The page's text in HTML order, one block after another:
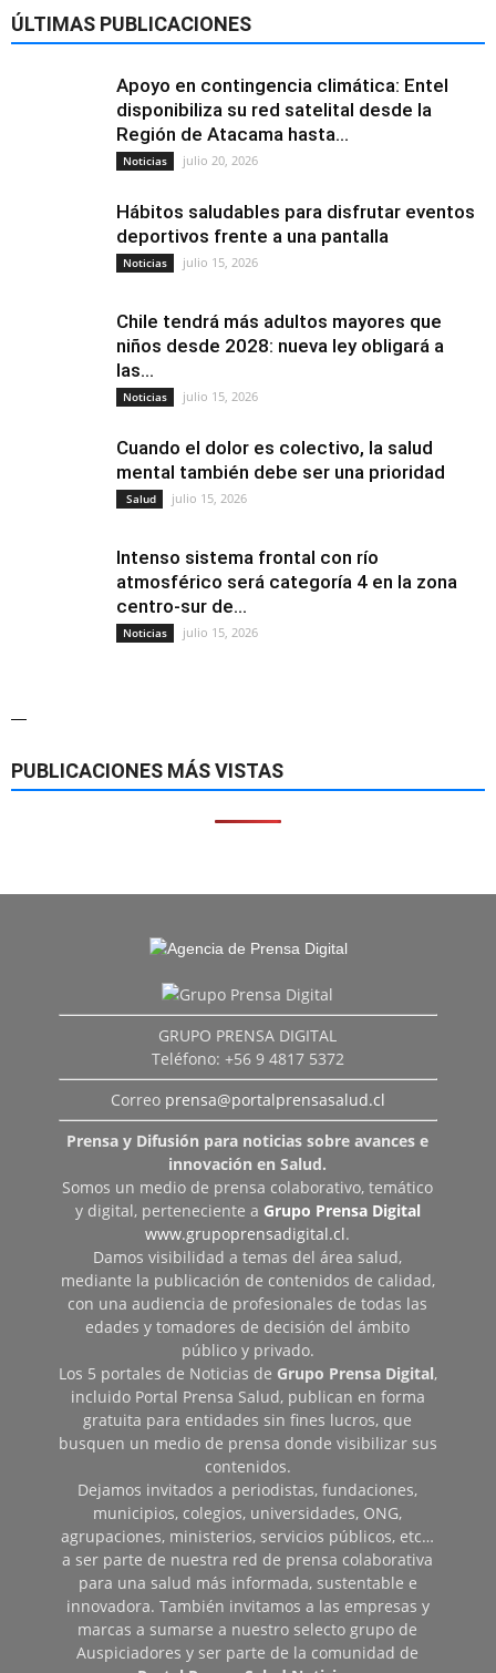
ÚLTIMAS PUBLICACIONES
Apoyo en contingencia climática: Entel
disponibiliza su red satelital desde la
Región de Atacama hasta...
Noticias julio 20, 2026
Hábitos saludables para disfrutar eventos
deportivos frente a una pantalla
Noticias julio 15, 2026
Chile tendrá más adultos mayores que
niños desde 2028: nueva ley obligará a
las...
Noticias julio 15, 2026
Cuando el dolor es colectivo, la salud
mental también debe ser una prioridad
Salud julio 15, 2026
Intenso sistema frontal con río
atmosférico será categoría 4 en la zona
centro-sur de...
Noticias julio 15, 2026
—
PUBLICACIONES MÁS VISTAS
GRUPO PRENSA DIGITAL
Teléfono: +56 9 4817 5372
Correo prensa@portalprensasalud.cl
Prensa y Difusión para noticias sobre avances e
innovación en Salud.
Somos un medio de prensa colaborativo, temático
y digital, perteneciente a Grupo Prensa Digital
www.grupoprensadigital.cl.
Damos visibilidad a temas del área salud,
mediante la publicación de contenidos de calidad,
con una audiencia de profesionales de todas las
edades y tomadores de decisión del ámbito
público y privado.
Los 5 portales de Noticias de Grupo Prensa Digital,
incluido Portal Prensa Salud, publican en forma
gratuita para entidades sin fines lucros, que
busquen un medio de prensa donde visibilizar sus
contenidos.
Dejamos invitados a periodistas, fundaciones,
municipios, colegios, universidades, ONG,
agrupaciones, ministerios, servicios públicos, etc…
a ser parte de nuestra red de prensa colaborativa
para una salud más informada, sustentable e
innovadora. También invitamos a las empresas y
marcas a sumarse a nuestro selecto grupo de
Auspiciadores y ser parte de la comunidad de